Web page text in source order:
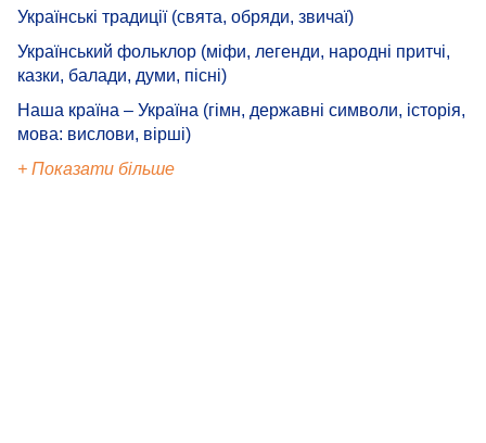
Українські традиції (свята, обряди, звичаї)
Український фольклор (міфи, легенди, народні притчі,
казки, балади, думи, пісні)
Наша країна – Україна (гімн, державні символи, історія,
мова: вислови, вірші)
+ Показати більше